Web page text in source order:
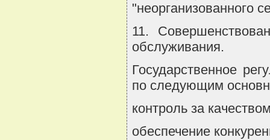
"неорганизованного
11.
обслуживания.
Государственное
по следующим
контроль за
обеспечение